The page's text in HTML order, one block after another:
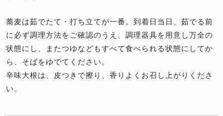
蕎麦は茹でたて・打ち立てが一番。到着日当日、茹でる前
に必ず調理方法をご確認のうえ、調理器具を用意し万全の
状態にし、またつゆなどもすべて食べられる状態にしてか
ら、そばをゆでてください。
辛味大根は、皮つきで擦り、香りよくお召し上がりくださ
い。